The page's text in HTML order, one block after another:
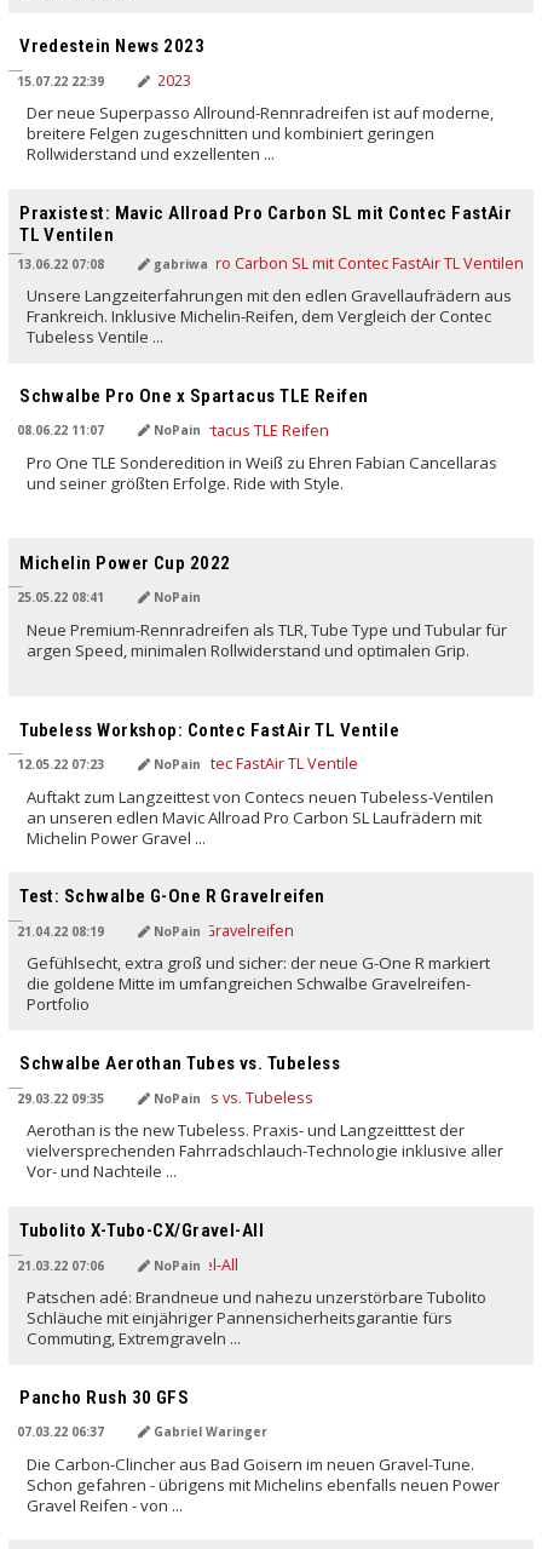
Vredestein News 2023
15.07.22 22:39
Der neue Superpasso Allround-Rennradreifen ist auf moderne,
breitere Felgen zugeschnitten und kombiniert geringen
Rollwiderstand und exzellenten ...
Praxistest: Mavic Allroad Pro Carbon SL mit Contec FastAir
TL Ventilen
13.06.22 07:08 gabriwa
Unsere Langzeiterfahrungen mit den edlen Gravellaufrädern aus
Frankreich. Inklusive Michelin-Reifen, dem Vergleich der Contec
Tubeless Ventile ...
Schwalbe Pro One x Spartacus TLE Reifen
08.06.22 11:07 NoPain
Pro One TLE Sonderedition in Weiß zu Ehren Fabian Cancellaras
und seiner größten Erfolge. Ride with Style.
Michelin Power Cup 2022
25.05.22 08:41 NoPain
Neue Premium-Rennradreifen als TLR, Tube Type und Tubular für
argen Speed, minimalen Rollwiderstand und optimalen Grip.
Tubeless Workshop: Contec FastAir TL Ventile
12.05.22 07:23 NoPain
Auftakt zum Langzeittest von Contecs neuen Tubeless-Ventilen
an unseren edlen Mavic Allroad Pro Carbon SL Laufrädern mit
Michelin Power Gravel ...
Test: Schwalbe G-One R Gravelreifen
21.04.22 08:19 NoPain
Gefühlsecht, extra groß und sicher: der neue G-One R markiert
die goldene Mitte im umfangreichen Schwalbe Gravelreifen-
Portfolio
Schwalbe Aerothan Tubes vs. Tubeless
29.03.22 09:35 NoPain
Aerothan is the new Tubeless. Praxis- und Langzeitttest der
vielversprechenden Fahrradschlauch-Technologie inklusive aller
Vor- und Nachteile ...
Tubolito X-Tubo-CX/Gravel-All
21.03.22 07:06 NoPain
Patschen adé: Brandneue und nahezu unzerstörbare Tubolito
Schläuche mit einjähriger Pannensicherheitsgarantie fürs
Commuting, Extremgraveln ...
Pancho Rush 30 GFS
07.03.22 06:37 Gabriel Waringer
Die Carbon-Clincher aus Bad Goisern im neuen Gravel-Tune.
Schon gefahren - übrigens mit Michelins ebenfalls neuen Power
Gravel Reifen - von ...